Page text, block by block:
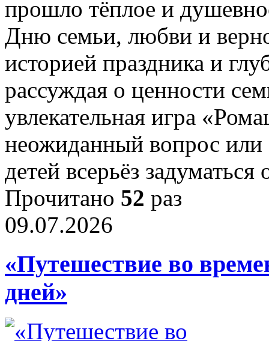
прошло тёплое и
Дню семьи, любви и
историей праздника и
рассуждая о ценности
увлекательная игра
неожиданный вопрос или
детей всерьёз
Прочитано 52 раз
09.07.2026
«Путешествие во
дней»